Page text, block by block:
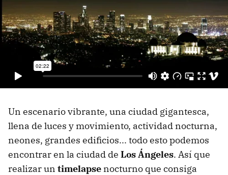
Un escenario vibrante, una ciudad gigantesca,
llena de luces y movimiento, actividad nocturna,
neones, grandes edificios... todo esto podemos
encontrar en la ciudad de Los Ángeles. Así que
realizar un timelapse nocturno que consiga